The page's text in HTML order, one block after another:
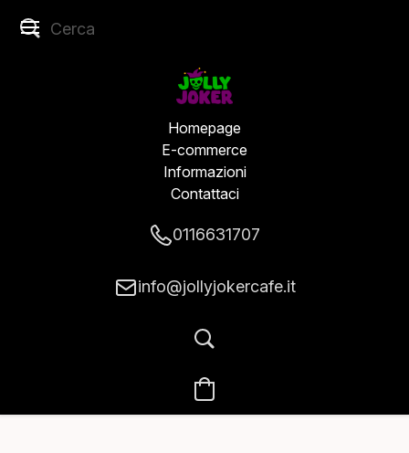
Homepage
E-commerce
Informazioni
Contattaci
0116631707
info@jollyjokercafe.it